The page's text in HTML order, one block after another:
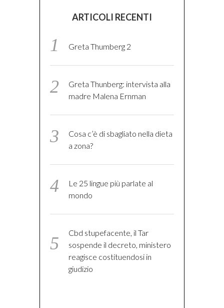
ARTICOLI RECENTI
Greta Thumberg 2
Greta Thunberg: intervista alla
madre Malena Ernman
Cosa c’è di sbagliato nella dieta
a zona?
Le 25 lingue più parlate al
mondo
Cbd stupefacente, il Tar
sospende il decreto, ministero
reagisce costituendosi in
giudizio